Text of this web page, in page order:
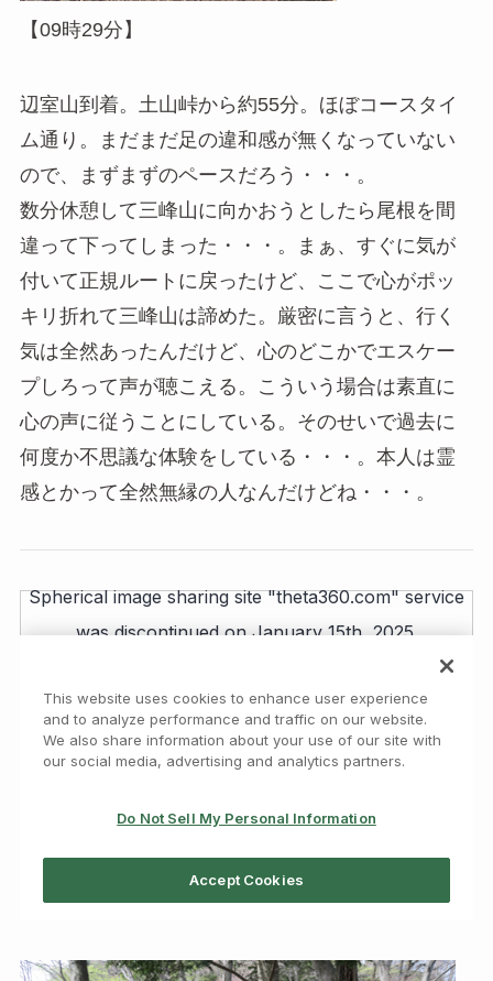
【09時29分】
辺室山到着。土山峠から約55分。ほぼコースタイ
ム通り。まだまだ足の違和感が無くなっていない
ので、まずまずのペースだろう・・・。
数分休憩して三峰山に向かおうとしたら尾根を間
違って下ってしまった・・・。まぁ、すぐに気が
付いて正規ルートに戻ったけど、ここで心がポッ
キリ折れて三峰山は諦めた。厳密に言うと、行く
気は全然あったんだけど、心のどこかでエスケー
プしろって声が聴こえる。こういう場合は素直に
心の声に従うことにしている。そのせいで過去に
何度か不思議な体験をしている・・・。本人は霊
感とかって全然無縁の人なんだけどね・・・。